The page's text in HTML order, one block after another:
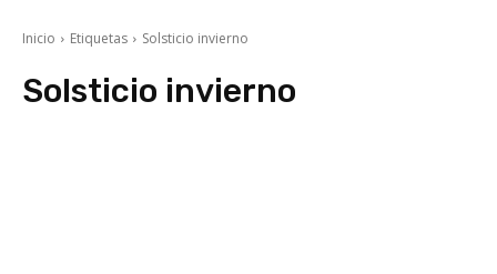
Inicio Etiquetas Solsticio invierno
Solsticio invierno